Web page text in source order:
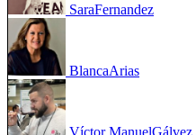
SaraFernandez
BlancaArias
Víctor ManuelGálvez